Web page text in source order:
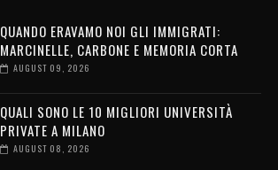
QUANDO ERAVAMO NOI GLI IMMIGRATI:
MARCINELLE, CARBONE E MEMORIA CORTA
AUGUST 09, 2026
QUALI SONO LE 10 MIGLIORI UNIVERSITÀ
PRIVATE A MILANO
AUGUST 08, 2026